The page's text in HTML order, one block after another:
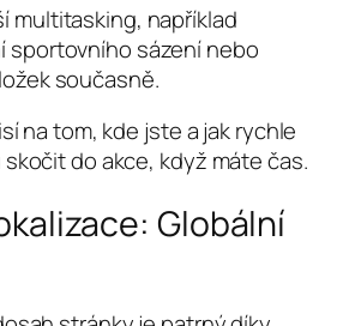
multitasking, například
sportovního sázení nebo
současně.
na tom, kde jste a jak rychle
do akce, když máte čas.
Globální